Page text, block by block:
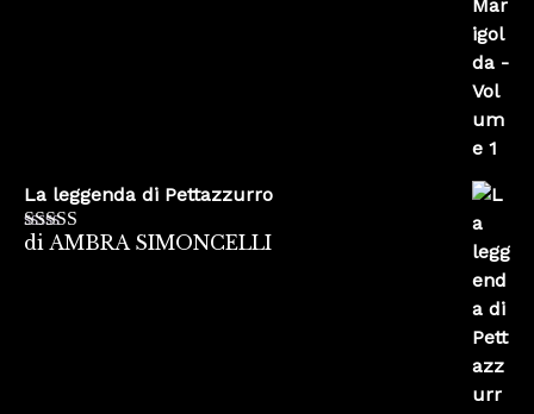
La leggenda di Pettazzurro
Valutato5su
di AMBRA SIMONCELLI